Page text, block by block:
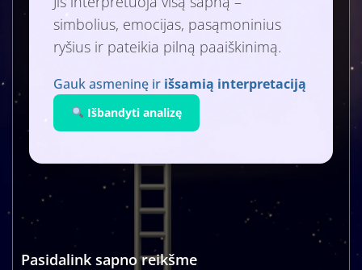
simbolius, emocijas, pasąmoninius
ryšius ir pateikia pilną paaiškinimą.
Gauk asmeninę ir išsamią interpretaciją
Išbandyti analizę
Pasidalink sapno reikšme